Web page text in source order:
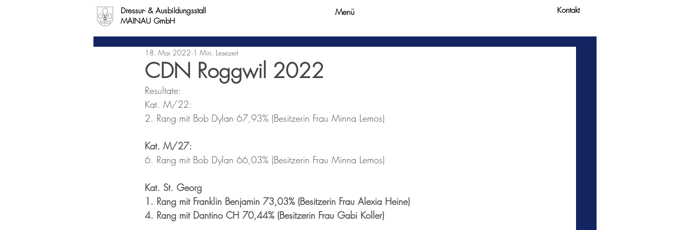
Dressur- & Ausbildungsstall
MAINAU GmbH
Menü Kontakt
CDN Roggwil 2022
18. Mai 2022 1 Min. Lesezeit
Resultate:
Kat. M/22:
2. Rang mit Bob Dylan 67,93% (Besitzerin Frau Minna Lemos)
Kat. M/27:
6. Rang mit Bob Dylan 66,03% (Besitzerin Frau Minna Lemos)
Kat. St. Georg
1. Rang mit Franklin Benjamin 73,03% (Besitzerin Frau Alexia Heine)
4. Rang mit Dantino CH 70,44% (Besitzerin Frau Gabi Koller)